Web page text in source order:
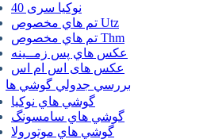
نوکیا سری 40
تم هاي مخصوص Utz
تم هاي مخصوص Thm
عكس هاي پس زمــينه
عكس های اس ام اس
بررسي جدولي گوشي ها
گوشي هاي نوكيا
گوشي هاي سامسونگ
گوشي هاي موتورولا